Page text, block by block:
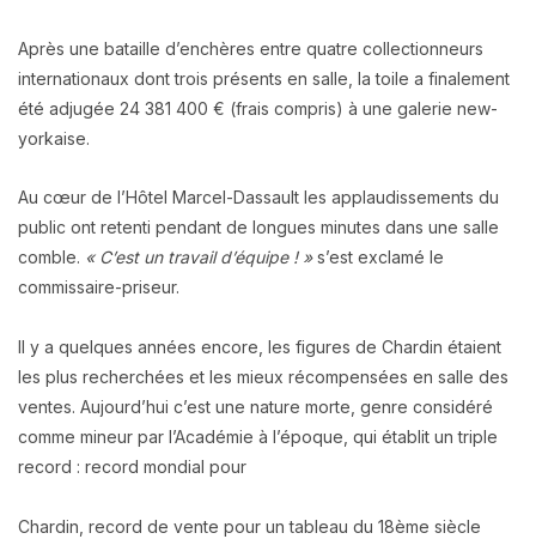
Après une bataille d’enchères entre quatre collectionneurs
internationaux dont trois présents en salle, la toile a finalement
été adjugée 24 381 400 € (frais compris) à une galerie new-
yorkaise.
Au cœur de l’Hôtel Marcel-Dassault les applaudissements du
public ont retenti pendant de longues minutes dans une salle
comble. « C’est un travail d’équipe ! »s’est exclamé le
commissaire-priseur.
Il y a quelques années encore, les figures de Chardin étaient
les plus recherchées et les mieux récompensées en salle des
ventes. Aujourd’hui c’est une nature morte, genre considéré
comme mineur par l’Académie à l’époque, qui établit un triple
record : record mondial pour
Chardin, record de vente pour un tableau du 18ème siècle